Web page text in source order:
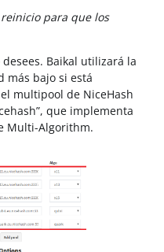
para que los
Baikal utilizará la
más bajo si está
multipool de NiceHash
que implementa
Multi-Algorithm.